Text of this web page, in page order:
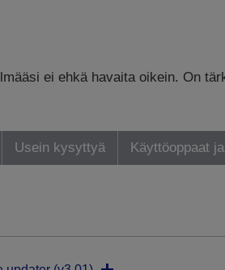
ei ehkä havaita oikein. On
Usein kysyttyä Käyttöoppaat